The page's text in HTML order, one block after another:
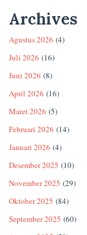
Archives
Agustus 2026 (4)
Juli 2026 (16)
Juni 2026 (8)
April 2026 (16)
Maret 2026 (5)
Februari 2026 (14)
Januari 2026 (4)
Desember 2025 (10)
November 2025 (29)
Oktober 2025 (84)
September 2025 (60)